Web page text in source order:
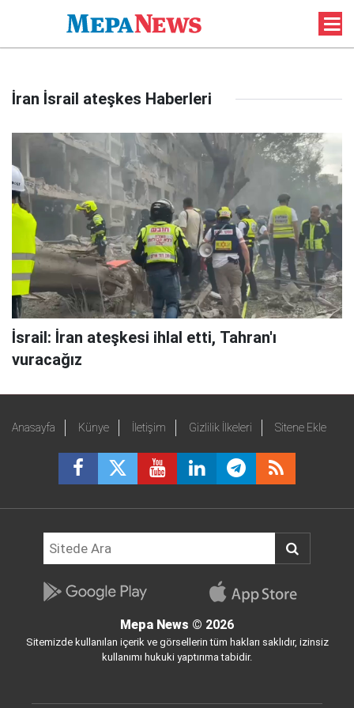
İran İsrail ateşkes Haberleri
İsrail: İran ateşkesi ihlal etti, Tahran'ı
vuracağız
Anasayfa Künye İletişim Gizlilik İlkeleri Sitene Ekle
Mepa News © 2026
Sitemizde kullanılan içerik ve görsellerin tüm hakları saklıdır, izinsiz
kullanımı hukuki yaptırıma tabidir.